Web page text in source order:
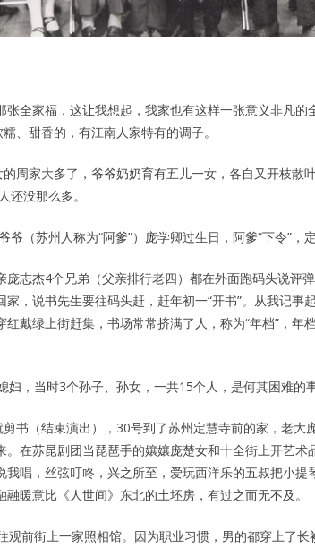
全家福，这让我想起，我家也有这样一张意义非凡
、甜香的，有江南人家特有的调子。
周家大多了，爷爷奶奶育有五儿一女，各自又开枝散
没那么多。
（苏州人称为“阿爹”）庞学卿过生日，阿爹“下令”，
志杰4个兄弟（父亲排行老四）都在外面跑码头说评
，说书先生要往码头赶，赶年初一“开书”。从我记事
戴绿上街赶集，书场常常挤满了人，称为“年档”，年
，当时3个孙子、孙女，一共15个人，是何其困难的事
书（结束演出），30号到了苏州定慧寺前的家，老大
在苏昆剧团当琵琶手的孃孃庞楚女和十全街上开艺
唱，丝弦叮咚，兴之所至，爱玩西洋乐的五叔把小
暖意比《人世间》东北的土坯房，有过之而无不及。
观前街上一家照相馆。因为职业习惯，男的都穿上了